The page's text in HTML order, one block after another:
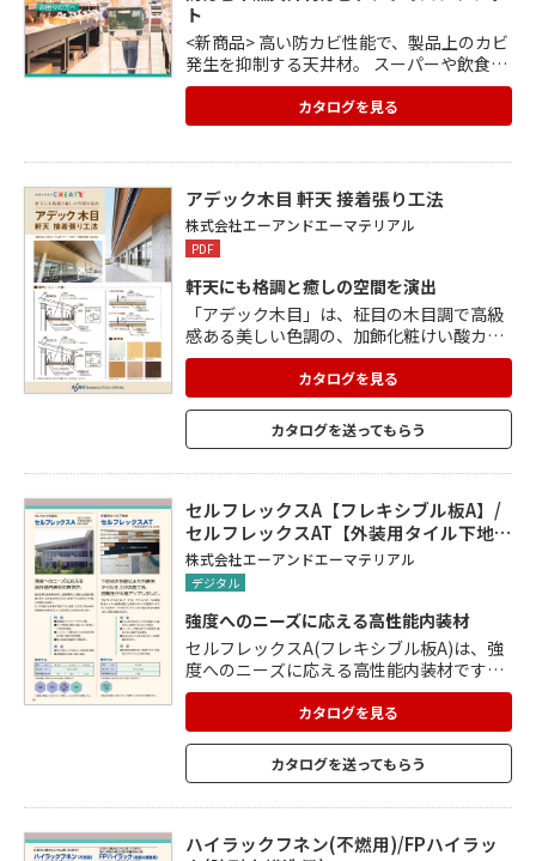
ト
<新商品> 高い防カビ性能で、製品上のカビ
発生を抑制する天井材。 スーパーや飲食店
など天井のカビ対策に最適です。 カタログ
をご希望の方はアイカホームページからご
請求ください。 https://www.aica.co.jp/m
化粧板⇒防カビ不燃天井材「カビテクト」
カタログを見る
アデック木目 軒天 接着張り工法
株式会社エーアンドエーマテリアル
PDF
軒天にも格調と癒しの空間を演出
「アデック木目」は、柾目の木目調で高級
感ある美しい色調の、加飾化粧けい酸カル
シウム板です。 抗菌仕様で、寸法安定性や
耐衝撃性、金属汚れ性能に優れています。
施工性も良好で、コストパフォーマンスに
も優れた建材。 カラーバリエーションは、
豊富な6色展開。 本紙では、軒天に接着張
カタログを見る
カタログを送ってもらう
セルフレックスA【フレキシブル板A】/
セルフレックスAT【外装用タイル下地…
株式会社エーアンドエーマテリアル
デジタル
強度へのニーズに応える高性能内装材
セルフレックスA(フレキシブル板A)は、強
度へのニーズに応える高性能内装材です。
強度と弾力性を併せ持ち、耐衝撃性にも優
れた性能を発揮。長さ変化率が小さいの
で、経年による歪みなどの発生を抑えられ
ます。高圧プレス成型による平滑な表面
は、仕上げ処理に優れており多様な仕上げ
に化粧ボードの基材として高性能を発揮し
カタログを見る
カタログを送ってもらう
ハイラックフネン(不燃用)/FPハイラッ